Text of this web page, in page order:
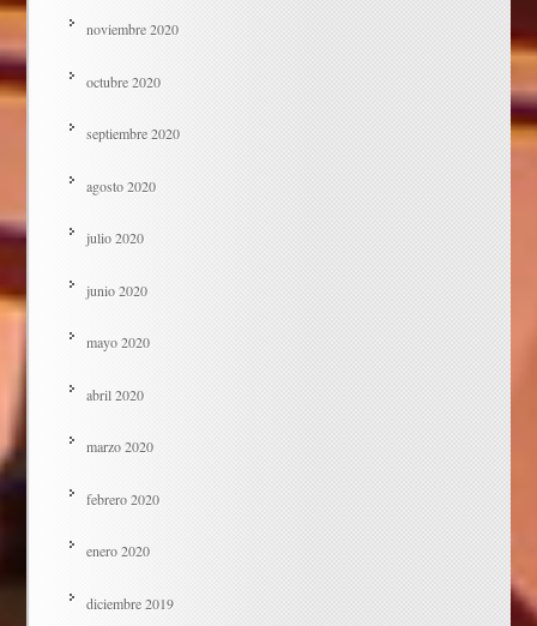
noviembre 2020
octubre 2020
septiembre 2020
agosto 2020
julio 2020
junio 2020
mayo 2020
abril 2020
marzo 2020
febrero 2020
enero 2020
diciembre 2019